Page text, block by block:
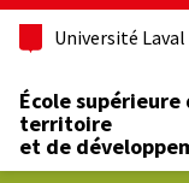
Université Laval
École
territoire
et de